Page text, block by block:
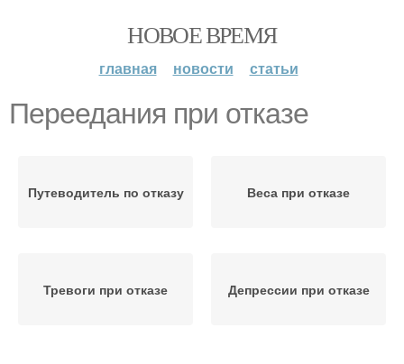
НОВОЕ ВРЕМЯ
главная новости статьи
Переедания при отказе
Путеводитель по отказу Веса при отказе
Тревоги при отказе Депрессии при отказе